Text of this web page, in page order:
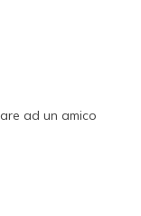
ad un amico